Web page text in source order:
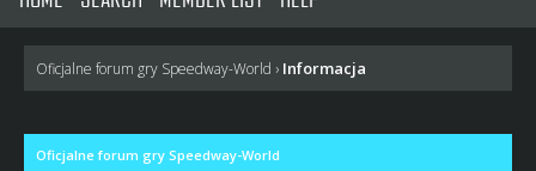
Oficjalne forum gry Speedway-World › Informacja
Oficjalne forum gry Speedway-World